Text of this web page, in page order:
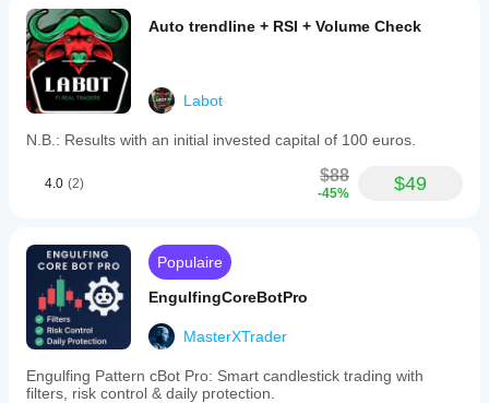
Auto trendline + RSI + Volume Check
Labot
N.B.: Results with an initial invested capital of 100 euros.
4.0 (2) $88
-45% $49
Populaire
EngulfingCoreBotPro
MasterXTrader
Engulfing Pattern cBot Pro: Smart candlestick trading with
filters, risk control & daily protection.